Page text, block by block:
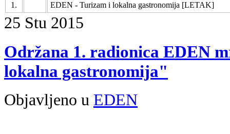
1. EDEN - Turizam i lokalna gastronomija [LETAK]
25 Stu 2015
Održana 1. radionica EDEN
lokalna gastronomija"
Objavljeno u EDEN